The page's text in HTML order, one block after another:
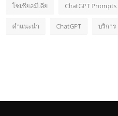
โซเชียลมีเดีย ChatGPT Prompts
คำแนะนำ ChatGPT บริการ